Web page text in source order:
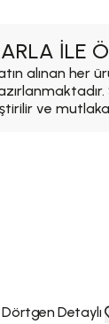
İLE
alınan her
ve
Dörtgen Detaylı